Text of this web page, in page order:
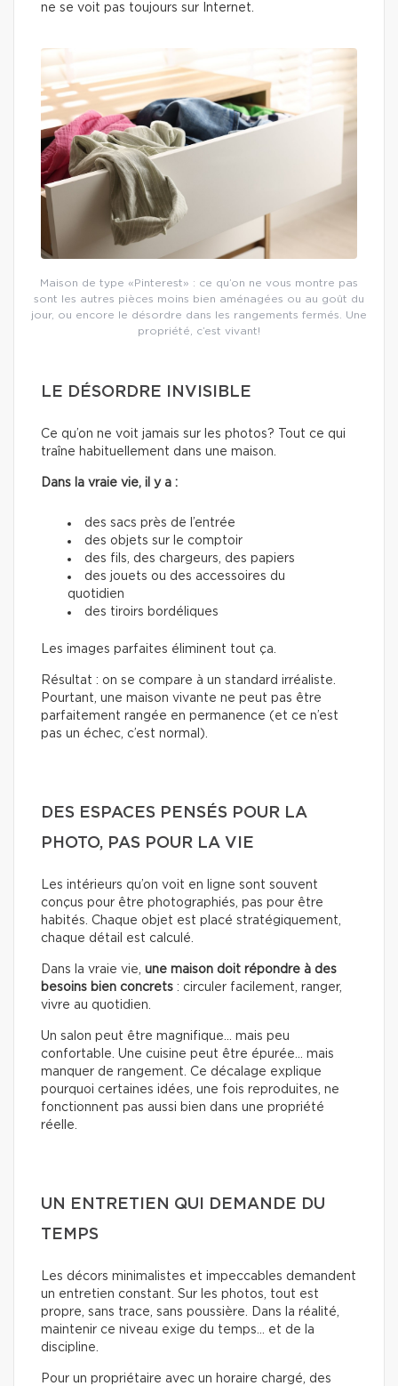
ne se voit pas toujours sur Internet.
Maison de type «Pinterest» : ce qu’on ne vous montre pas
sont les autres pièces moins bien aménagées ou au goût du
jour, ou encore le désordre dans les rangements fermés. Une
propriété, c’est vivant!
LE DÉSORDRE INVISIBLE
Ce qu’on ne voit jamais sur les photos? Tout ce qui
traîne habituellement dans une maison.
Dans la vraie vie, il y a :
des sacs près de l’entrée
des objets sur le comptoir
des fils, des chargeurs, des papiers
des jouets ou des accessoires du
quotidien
des tiroirs bordéliques
Les images parfaites éliminent tout ça.
Résultat : on se compare à un standard irréaliste.
Pourtant, une maison vivante ne peut pas être
parfaitement rangée en permanence (et ce n’est
pas un échec, c’est normal).
DES ESPACES PENSÉS POUR LA
PHOTO, PAS POUR LA VIE
Les intérieurs qu’on voit en ligne sont souvent
conçus pour être photographiés, pas pour être
habités. Chaque objet est placé stratégiquement,
chaque détail est calculé.
Dans la vraie vie, une maison doit répondre à des
besoins bien concrets : circuler facilement, ranger,
vivre au quotidien.
Un salon peut être magnifique… mais peu
confortable. Une cuisine peut être épurée… mais
manquer de rangement. Ce décalage explique
pourquoi certaines idées, une fois reproduites, ne
fonctionnent pas aussi bien dans une propriété
réelle.
UN ENTRETIEN QUI DEMANDE DU
TEMPS
Les décors minimalistes et impeccables demandent
un entretien constant. Sur les photos, tout est
propre, sans trace, sans poussière. Dans la réalité,
maintenir ce niveau exige du temps… et de la
discipline.
Pour un propriétaire avec un horaire chargé, des